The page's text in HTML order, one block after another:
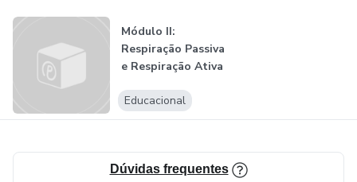
Módulo II:
Respiração Passiva
e Respiração Ativa
Educacional
Dúvidas frequentes